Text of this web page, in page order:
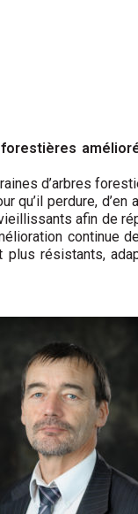
d’arbres
qu’il perdure, d’en
afin de
continue
plus résistants,